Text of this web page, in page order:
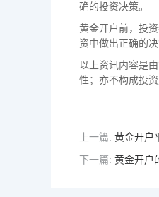
确的投资决策。
黄金开户前，投
资中做出正确的
以上资讯内容是
性；亦不构成投资
上一篇: 黄金开户
下一篇: 黄金开户